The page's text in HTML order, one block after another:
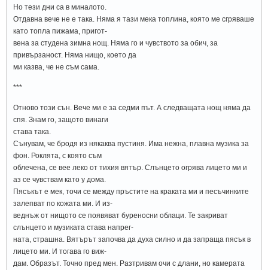
Но тези дни са в миналото.
Отдавна вече не е така. Няма я тази мека топлина, която ме сгряваше
като топла пижама, пригот-
вена за студена зимна нощ. Няма го и чувството за обич, за
привързаност. Няма нищо, което да
ми казва, че не съм сама.
***
Отново този сън. Вече ми е за седми път. А следващата нощ няма да
спя. Знам го, защото винаги
става така.
Сънувам, че бродя из някаква пустиня. Има нежна, плавна музика за
фон. Роклята, с която съм
облечена, се вее леко от тихия вятър. Слънцето огрява лицето ми и
аз се чувствам като у дома.
Пясъкът е мек, точи се между пръстите на краката ми и песъчинките
залепват по кожата ми. И из-
веднъж от нищото се появяват буреносни облаци. Те закриват
слънцето и музиката става напрег-
ната, страшна. Вятърът започва да духа силно и да запраща пясък в
лицето ми. И тогава го виж-
дам. Образът. Точно пред мен. Разтривам очи с длани, но камерата